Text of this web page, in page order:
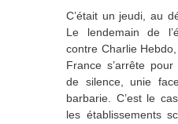
C’était un jeudi, au
Le lendemain de
contre Charlie
France s’arrête
de silence, unie
barbarie. C’est le
les établissements